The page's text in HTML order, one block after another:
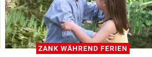
ZANK WÄHREND FERIEN